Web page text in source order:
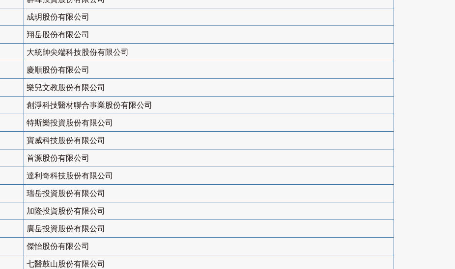
成玥股份有限公司
翔岳股份有限公司
大統帥尖端科技股份有限公司
慶順股份有限公司
樂兒文教股份有限公司
創淨科技醫材聯合事業股份有限公司
特斯樂投資股份有限公司
寶威科技股份有限公司
首源股份有限公司
達利奇科技股份有限公司
瑞岳投資股份有限公司
加隆投資股份有限公司
廣岳投資股份有限公司
傑怡股份有限公司
七醫鼓山股份有限公司